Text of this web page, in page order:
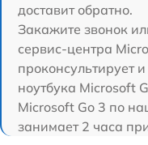
доставит обратно.
Закажите звонок
сервис-центра
проконсультирует
ноутбука Microsoft
Microsoft Go 3 по
занимает 2 часа